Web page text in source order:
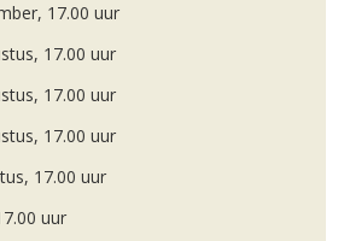
17.00 uur
17.00 uur
17.00 uur
17.00 uur
17.00 uur
uur